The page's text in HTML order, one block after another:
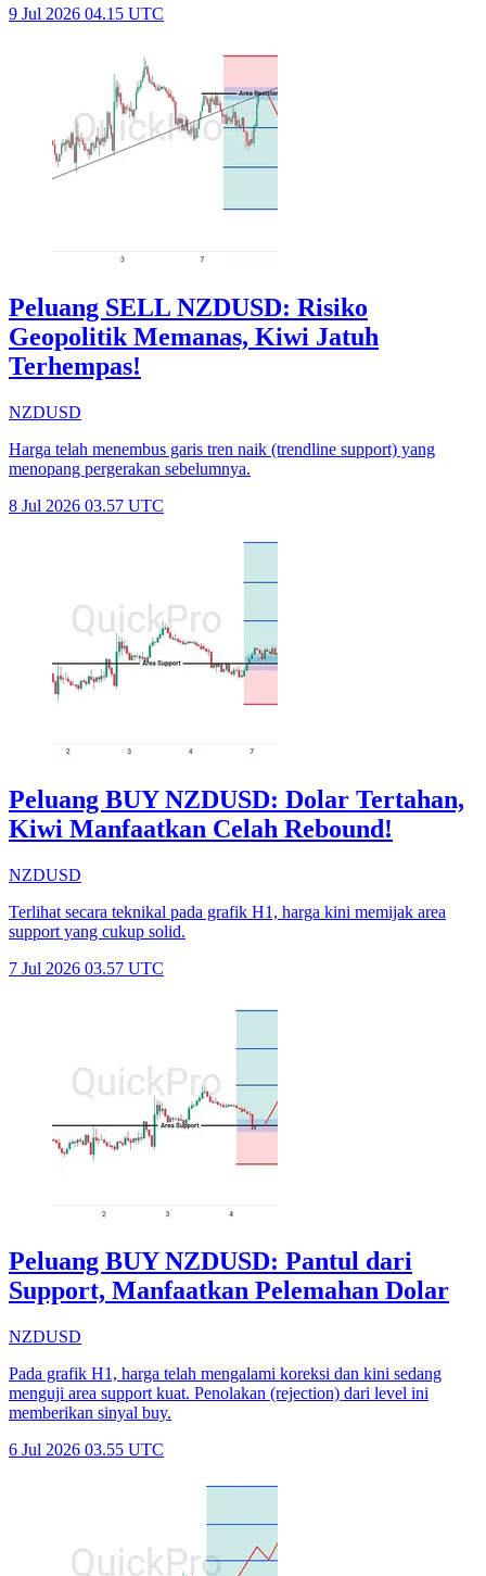
9 Jul 2026 04.15 UTC
Peluang SELL NZDUSD: Risiko
Geopolitik Memanas, Kiwi Jatuh
Terhempas!
NZDUSD
Harga telah menembus garis tren naik (trendline support) yang
menopang pergerakan sebelumnya.
8 Jul 2026 03.57 UTC
Peluang BUY NZDUSD: Dolar Tertahan,
Kiwi Manfaatkan Celah Rebound!
NZDUSD
Terlihat secara teknikal pada grafik H1, harga kini memijak area
support yang cukup solid.
7 Jul 2026 03.57 UTC
Peluang BUY NZDUSD: Pantul dari
Support, Manfaatkan Pelemahan Dolar
NZDUSD
Pada grafik H1, harga telah mengalami koreksi dan kini sedang
menguji area support kuat. Penolakan (rejection) dari level ini
memberikan sinyal buy.
6 Jul 2026 03.55 UTC